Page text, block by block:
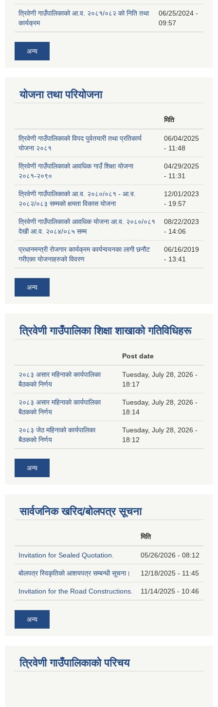
त्रिवेणी गाउँपालिकाको आ.व. २०८१/०८२ को निति तथा
कार्यक्रम
06/25/2024 -
09:57
अन्य
योजना तथा परियोजना
मिति
त्रिवेणी गाउँपालिकाको विपद पुर्वतयारी तथा प्रतिकार्य
योजना २०८१
06/04/2025
- 11:48
त्रिवेणी गाउँपालिकाको आवधिक गाउँ शिक्षा योजना
२०८१-२०९०
04/29/2025
- 11:31
त्रिवेणी गाउँपालिकाको आ.व. २०८०/०८१ - आ.व.
२०८२/०८३ सम्मको क्षमता विकास योजना
12/01/2023
- 19:57
त्रिवेणी गाउँपालिकाको आवधिक योजना आ.व. २०८०/०८१
देखी आ.व. २०८४/०८५ सम्म
08/22/2023
- 14:06
प्रधानमन्त्री रोजगार कार्यक्रम कार्यन्वयनका लागी छनौट
गरीएका योजनाहरुको विवरण
06/16/2019
- 13:41
अन्य
त्रिवेणी गाउँपालिका शिक्षा शाखाकाे गतिविधिहरू
Post date
२०८३ असार महिनाको कार्यपालिका
बैठकको निर्णय
Tuesday, July 28, 2026 -
18:17
२०८३ असार महिनाको कार्यपालिका
बैठकको निर्णय
Tuesday, July 28, 2026 -
18:14
२०८३ जेठ महिनाको कार्यपालिका
बैठकको निर्णय
Tuesday, July 28, 2026 -
18:12
अन्य
सार्वजनिक खरिद/बोलपत्र सूचना
मिति
Invitation for Sealed Quotation. 05/26/2026 - 08:12
बोलपत्र स्विकृतिको आशयपत्र सम्बन्धी सूचना। 12/18/2025 - 11:45
Invitation for the Road Constructions. 11/14/2025 - 10:46
अन्य
त्रिवेणी गाउँपालिकाको परिचय